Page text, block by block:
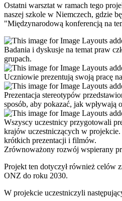
Ostatni warsztat w ramach tego
naszej szkole w Niemczech, gdzie
"Międzynarodową konferencją na
Badania i dyskusje na temat praw
grupach.
Uczniowie prezentują swoją pracę
Prezentacja stereotypów
sposób, aby pokazać, jak wpływają
Wszyscy uczestnicy przygotowali
krajów uczestniczących w
krótkich prezentacji i filmów.
Zrównoważony rozwój wspierany
Projekt ten dotyczył również celów
ONZ do roku 2030.
W projekcie uczestniczyli